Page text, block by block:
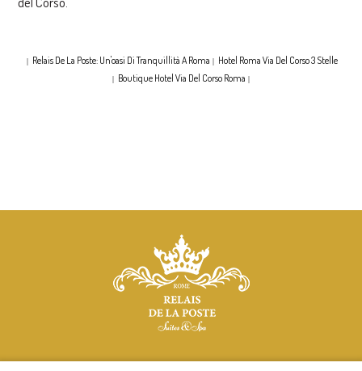
| Relais De La Poste: Un'oasi Di Tranquillità A Roma | Hotel Roma Via Del Corso 3 Stelle
| Boutique Hotel Via Del Corso Roma |